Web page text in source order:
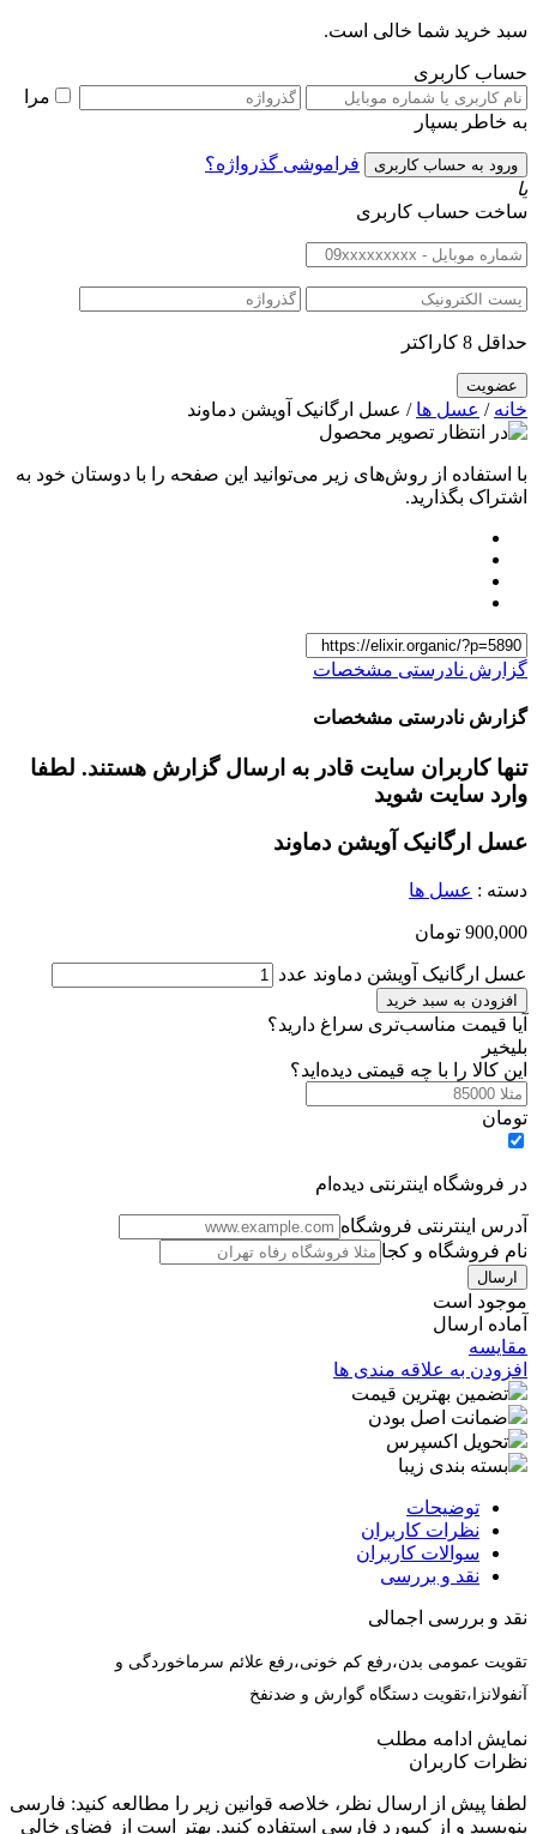
سبد خرید شما خالی است.
حساب کاربری
مرا
به خاطر بسپار
فراموشی گذرواژه؟
یا
ساخت حساب کاربری
حداقل 8 کاراکتر
خانه / عسل ها / عسل ارگانیک آویشن دماوند
با استفاده از روش‌های زیر می‌توانید این صفحه را با دوستان خود به
اشتراک بگذارید.
گزارش نادرستی مشخصات
گزارش نادرستی مشخصات
تنها کاربران سایت قادر به ارسال گزارش هستند. لطفا
وارد سایت شوید
عسل ارگانیک آویشن دماوند
دسته : عسل ها
900,000 تومان
عسل ارگانیک آویشن دماوند عدد
افزودن به سبد خرید
آیا قیمت مناسب‌تری سراغ دارید؟
بلیخیر
این کالا را با چه قیمتی دیده‌اید؟
تومان
در فروشگاه اینترنتی دیده‌ام
آدرس اینترنتی فروشگاه
نام فروشگاه و کجا
موجود است
آماده ارسال
مقایسه
افزودن به علاقه مندی ها
تضمین بهترین قیمت
ضمانت اصل بودن
تحویل اکسپرس
بسته بندی زیبا
توضیحات
نظرات کاربران
سوالات کاربران
نقد و بررسی
نقد و بررسی اجمالی
تقویت عمومی بدن،رفع کم خونی،رفع علائم سرماخوردگی و
آنفولانزا،تقویت دستگاه گوارش و ضدنفخ
نمایش ادامه مطلب
نظرات کاربران
لطفا پیش از ارسال نظر، خلاصه قوانین زیر را مطالعه کنید: فارسی
بنویسید و از کیبورد فارسی استفاده کنید. بهتر است از فضای خالی